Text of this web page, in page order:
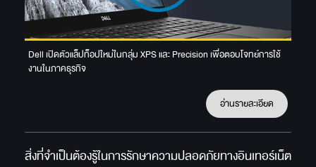
Dell เปิดตัวแล็ปท็อปใหม่ในกลุ่ม XPS และ Precision เพื่อตอบโจทย์การใช้
งานในภาคธุรกิจ
อ่านรายละเอียด
สิ่งที่จำเป็นต้องรู้ในการรักษาความปลอดภัยทางอินเทอร์เน็ต